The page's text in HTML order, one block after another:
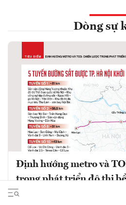
Dòng sự
Định hướng metro và
trong phát triển đô thị
Phát triển đô thị theo định